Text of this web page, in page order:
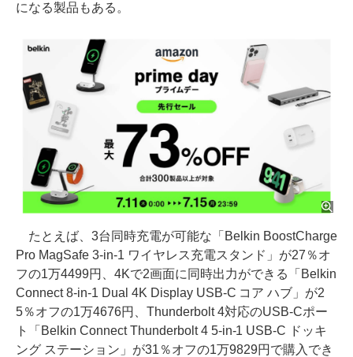
になる製品もある。
たとえば、3台同時充電が可能な「Belkin BoostCharge
Pro MagSafe 3-in-1 ワイヤレス充電スタンド」が27％オ
フの1万4499円、4Kで2画面に同時出力ができる「Belkin
Connect 8-in-1 Dual 4K Display USB-C コア ハブ」が2
5％オフの1万4676円、Thunderbolt 4対応のUSB-Cポー
ト「Belkin Connect Thunderbolt 4 5-in-1 USB-C ドッキ
ング ステーション」が31％オフの1万9829円で購入でき